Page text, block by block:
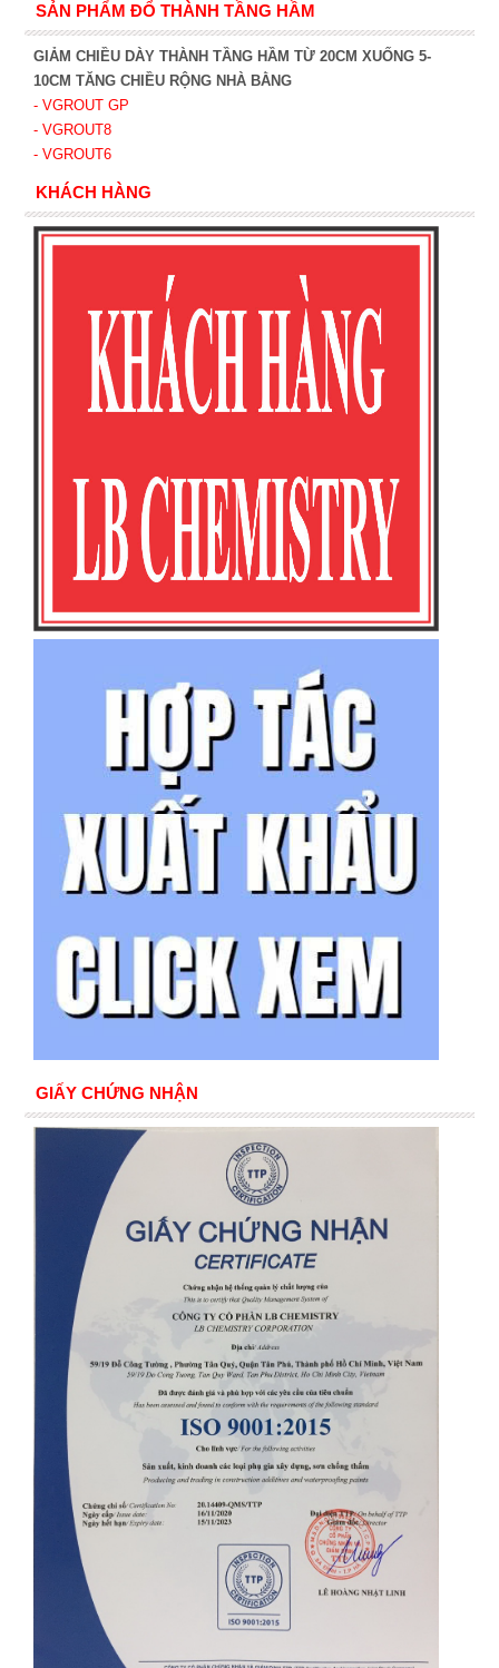
SẢN PHẨM ĐỔ THÀNH TẦNG HẦM
GIẢM CHIỀU DÀY THÀNH TẦNG HẦM TỪ 20CM XUỐNG 5-
10CM TĂNG CHIỀU RỘNG NHÀ BẰNG
- VGROUT GP
- VGROUT8
- VGROUT6
KHÁCH HÀNG
GIẤY CHỨNG NHẬN